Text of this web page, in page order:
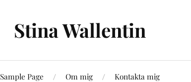
Stina Wallentin
Sample Page Om mig Kontakta mig